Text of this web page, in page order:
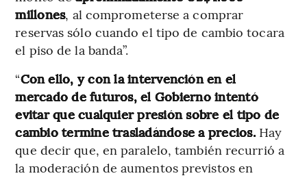
millones, al comprometerse a comprar
reservas sólo cuando el tipo de cambio tocara
el piso de la banda”.
“Con ello, y con la intervención en el
mercado de futuros, el Gobierno intentó
evitar que cualquier presión sobre el tipo de
cambio termine trasladándose a precios.Hay
que decir que, en paralelo, también recurrió a
la moderación de aumentos previstos en